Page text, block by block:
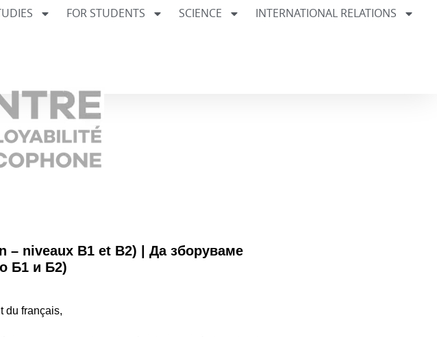
FOR STUDENTS SCIENCE INTERNATIONAL RELATIONS
– niveaux B1 et B2) | Да зборуваме
Б1 и Б2)
du français,